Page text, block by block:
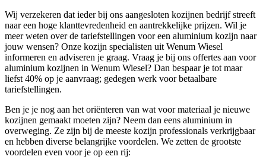
Wij verzekeren dat ieder bij ons aangesloten kozijnen bedrijf streeft
naar een hoge klanttevredenheid en aantrekkelijke prijzen. Wil je
meer weten over de tariefstellingen voor een aluminium kozijn naar
jouw wensen? Onze kozijn specialisten uit Wenum Wiesel
informeren en adviseren je graag. Vraag je bij ons offertes aan voor
aluminium kozijnen in Wenum Wiesel? Dan bespaar je tot maar
liefst 40% op je aanvraag; gedegen werk voor betaalbare
tariefstellingen.
Ben je je nog aan het oriënteren van wat voor materiaal je nieuwe
kozijnen gemaakt moeten zijn? Neem dan eens aluminium in
overweging. Ze zijn bij de meeste kozijn professionals verkrijgbaar
en hebben diverse belangrijke voordelen. We zetten de grootste
voordelen even voor je op een rij: